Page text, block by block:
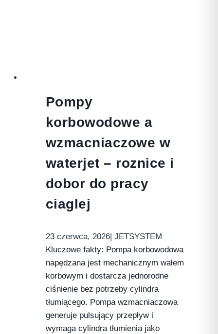
Pompy
korbowodowe a
wzmacniaczowe w
waterjet – roznice i
dobor do pracy
ciaglej
23 czerwca, 2026| JETSYSTEM
Kluczowe fakty: Pompa korbowodowa
napędzana jest mechanicznym wałem
korbowym i dostarcza jednorodne
ciśnienie bez potrzeby cylindra
tłumiącego. Pompa wzmacniaczowa
generuje pulsujący przepływ i
wymaga cylindra tłumienia jako